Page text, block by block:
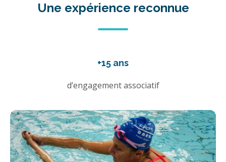
Une expérience reconnue
+15 ans
d’engagement associatif